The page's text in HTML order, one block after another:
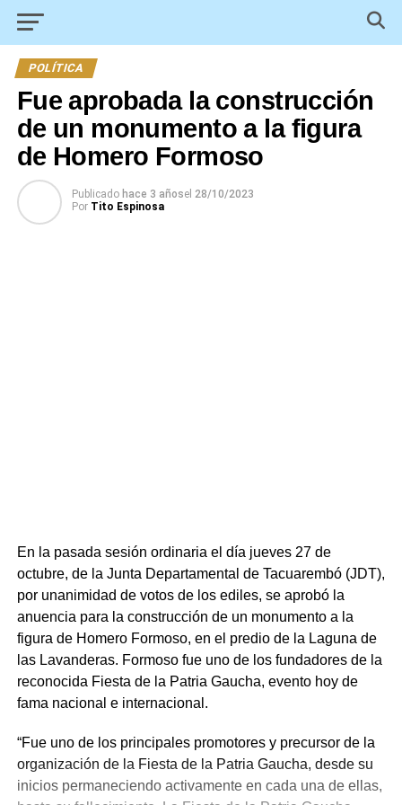
POLÍTICA
Fue aprobada la construcción
de un monumento a la figura
de Homero Formoso
Publicado hace 3 añosel 28/10/2023
Por Tito Espinosa
En la pasada sesión ordinaria el día jueves 27 de
octubre, de la Junta Departamental de Tacuarembó (JDT),
por unanimidad de votos de los ediles, se aprobó la
anuencia para la construcción de un monumento a la
figura de Homero Formoso, en el predio de la Laguna de
las Lavanderas. Formoso fue uno de los fundadores de la
reconocida Fiesta de la Patria Gaucha, evento hoy de
fama nacional e internacional.
“Fue uno de los principales promotores y precursor de la
organización de la Fiesta de la Patria Gaucha, desde su
inicios permaneciendo activamente en cada una de ellas,